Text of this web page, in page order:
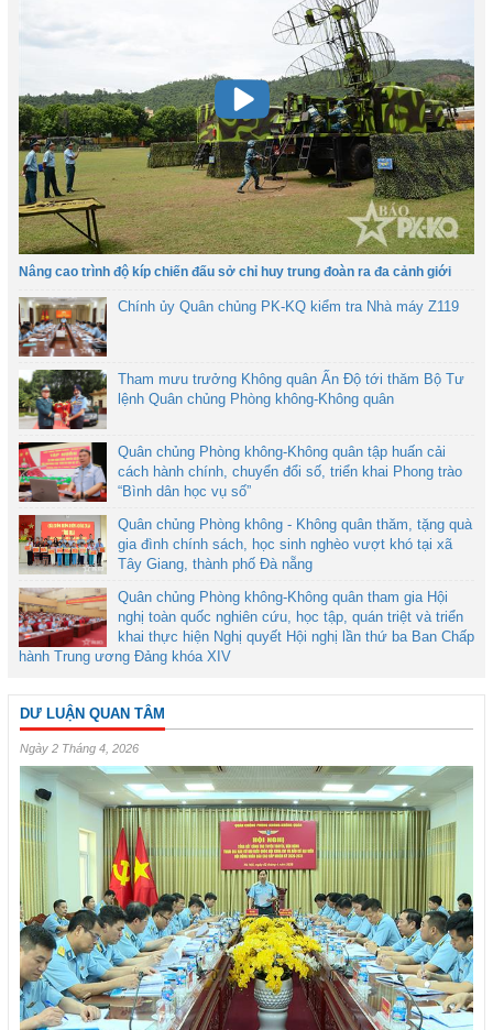
Nâng cao trình độ kíp chiến đấu sở chỉ huy trung đoàn ra đa cảnh giới
Chính ủy Quân chủng PK-KQ kiểm tra Nhà máy Z119
Tham mưu trưởng Không quân Ấn Độ tới thăm Bộ Tư
lệnh Quân chủng Phòng không-Không quân
Quân chủng Phòng không-Không quân tập huấn cải
cách hành chính, chuyển đổi số, triển khai Phong trào
“Bình dân học vụ số”
Quân chủng Phòng không - Không quân thăm, tặng quà
gia đình chính sách, học sinh nghèo vượt khó tại xã
Tây Giang, thành phố Đà nẵng
Quân chủng Phòng không-Không quân tham gia Hội
nghị toàn quốc nghiên cứu, học tập, quán triệt và triển
khai thực hiện Nghị quyết Hội nghị lần thứ ba Ban Chấp
hành Trung ương Đảng khóa XIV
DƯ LUẬN QUAN TÂM
Ngày 2 Tháng 4, 2026